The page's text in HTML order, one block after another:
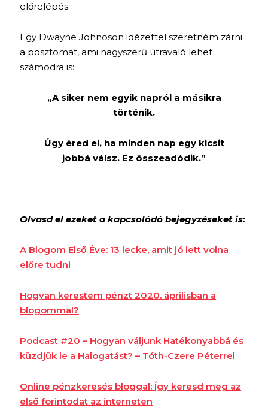
előrelépés.
Egy Dwayne Johnoson idézettel szeretném zárni
a posztomat, ami nagyszerű útravaló lehet
számodra is:
„A siker nem egyik napról a másikra
történik.
Úgy éred el, ha minden nap egy kicsit
jobbá válsz. Ez összeadódik.”
Olvasd el ezeket a kapcsolódó bejegyzéseket is:
A Blogom Első Éve: 13 lecke, amit jó lett volna
előre tudni
Hogyan kerestem pénzt 2020. áprilisban a
blogommal?
Podcast #20 – Hogyan váljunk Hatékonyabbá és
küzdjük le a Halogatást? – Tóth-Czere Péterrel
Online pénzkeresés bloggal: Így keresd meg az
első forintodat az interneten